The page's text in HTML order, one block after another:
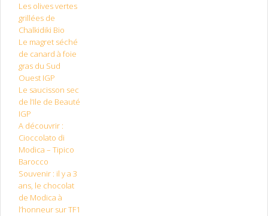
Les olives vertes
grillées de
Chalkidiki Bio
Le magret séché
de canard à foie
gras du Sud
Ouest IGP
Le saucisson sec
de l’Ile de Beauté
IGP
A découvrir :
Cioccolato di
Modica – Tipico
Barocco
Souvenir : il y a 3
ans, le chocolat
de Modica à
l’honneur sur TF1